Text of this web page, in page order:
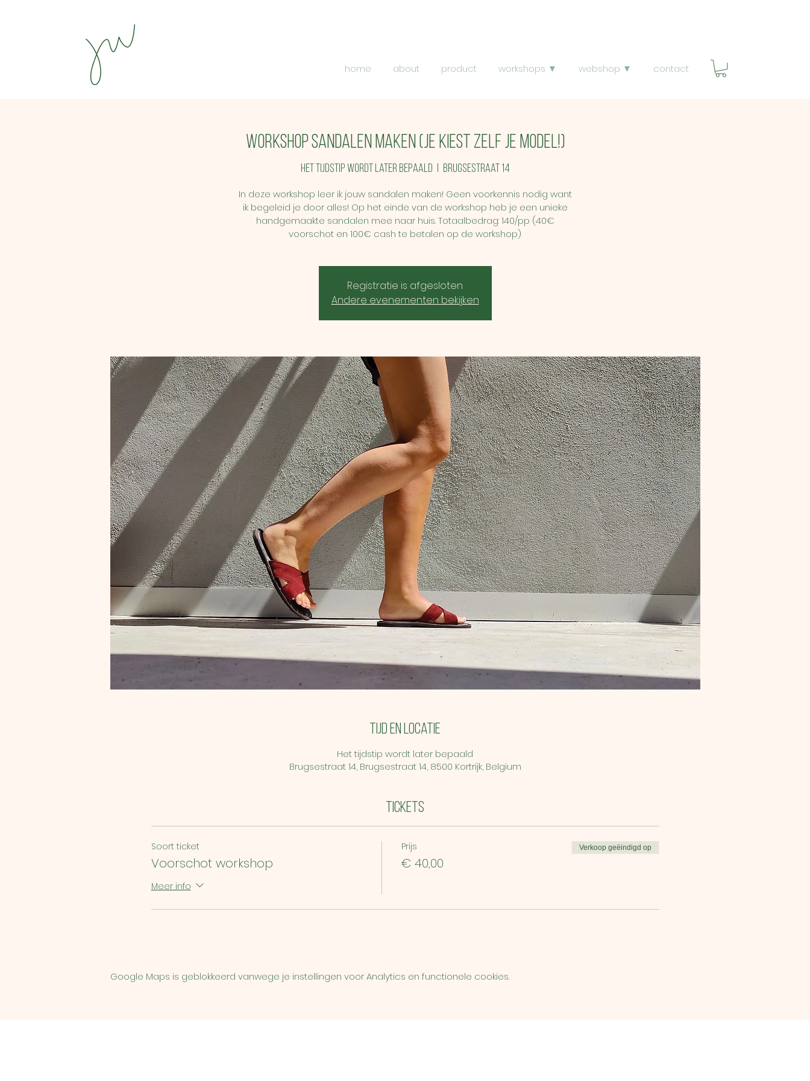
home about product workshops ▼ webshop ▼ contact
Workshop sandalen maken (je kiest zelf je model!)
Het tijdstip wordt later bepaald
  |
Brugsestraat 14
In deze workshop leer ik jouw sandalen maken! Geen voorkennis nodig want
ik begeleid je door alles! Op het einde van de workshop heb je een unieke
handgemaakte sandalen mee naar huis. Totaalbedrag: 140/pp (40€
voorschot en 100€ cash te betalen op de workshop)
Registratie is afgesloten
Andere evenementen bekijken
Tijd en locatie
Het tijdstip wordt later bepaald
Brugsestraat 14, Brugsestraat 14, 8500 Kortrijk, Belgium
Tickets
Soort ticket
Voorschot workshop
Meer info
Prijs
€ 40,00
Verkoop geëindigd op
Google Maps is geblokkeerd vanwege je instellingen voor Analytics en functionele cookies.